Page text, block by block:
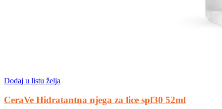
Dodaj u listu želja
CeraVe Hidratantna njega za lice spf30 52ml